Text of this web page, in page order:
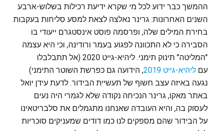
ההמשך כבר ידוע לכל מי שקרא ידיעת רכילות בשלוש-ארבע
השנים האחרונות: גרינר נאלצה לצאת למסע סליחות בעקבות
בחירת המילים שלה, ופרסמה פוסט אינסטגרם ייעודי בו
הסבירה כי לא התכוונה לפגוע בעמר ורודינה, וכי היא עצמה
"המליטה" תינוק תימני. ליהיא-גייט 2020 (אל תתבלבלו
עם ליהיא-גייט 2019
, הידועה גם כפרשת השוטר התימני)
נגעה באיזה עצב חשוף של תעשיית הבידור. לדעת עידן יואל
באתר מאקו, גרינר הנכיחה נקודה שלא לגמרי היה נעים
לעסוק בה, והיא העובדה שאנחנו מתגמלים את סלבריטאינו
על הבידור שהם מספקים לנו כמו דודים שמעניקים סוכריות